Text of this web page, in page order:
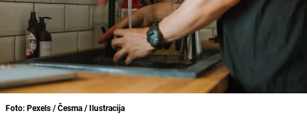
Foto: Pexels / Česma / Ilustracija